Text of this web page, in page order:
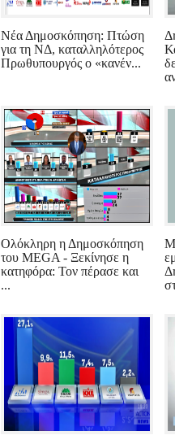
Νέα Δημοσκόπηση: Πτώση
για τη ΝΔ, καταλληλότερος
Πρωθυπουργός ο «κανέν...
Ολόκληρη η Δημοσκόπηση
του MEGA - Ξεκίνησε η
κατηφόρα: Τον πέρασε και
...